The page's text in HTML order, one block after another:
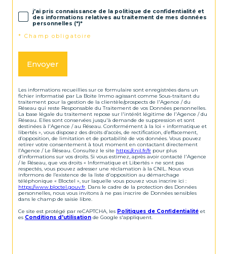
j'ai pris connaissance de la politique de confidentialité et
des informations relatives au traitement de mes données
personnelles (*)*
* Champ obligatoire
Envoyer
Les informations recueillies sur ce formulaire sont enregistrées dans un
fichier informatisé par La Boite Immo agissant comme Sous-traitant du
traitement pour la gestion de la clientèle/prospects de l'Agence / du
Réseau qui reste Responsable du Traitement de vos Données personnelles.
La base légale du traitement repose sur l'intérêt légitime de l'Agence / du
Réseau. Elles sont conservées jusqu'à demande de suppression et sont
destinées à l'Agence / au Réseau. Conformément à la loi « informatique et
libertés », vous disposez des droits d’accès, de rectification, d’effacement,
d’opposition, de limitation et de portabilité de vos données. Vous pouvez
retirer votre consentement à tout moment en contactant directement
l’Agence / Le Réseau. Consultez le site https://cnil.fr/fr pour plus
d’informations sur vos droits. Si vous estimez, après avoir contacté l'Agence
/ le Réseau, que vos droits « Informatique et Libertés » ne sont pas
respectés, vous pouvez adresser une réclamation à la CNIL. Nous vous
informons de l’existence de la liste d'opposition au démarchage
téléphonique « Bloctel », sur laquelle vous pouvez vous inscrire ici :
https://www.bloctel.gouv.fr . Dans le cadre de la protection des Données
personnelles, nous vous invitons à ne pas inscrire de Données sensibles
dans le champ de saisie libre.
Ce site est protégé par reCAPTCHA, les Politiques de Confidentialité et
es Conditions d'utilisation de Google s'appliquent.